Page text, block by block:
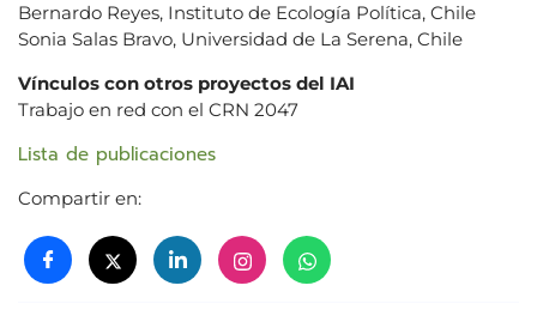
Bernardo Reyes, Instituto de Ecología Política, Chile
Sonia Salas Bravo, Universidad de La Serena, Chile
Vínculos con otros proyectos del IAI
Trabajo en red con el CRN 2047
Lista de publicaciones
Compartir en: